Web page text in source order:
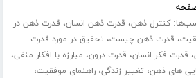
کنترل ذهن، قدرت ذهن انسان، قدرت ذهن در
، قدرت ذهن چیست، تحقیق در مورد قدرت
، قدرت فکر انسان، قدرت درون، مبارزه با افکار منفی،
های ذهن، تغییر زندگی،راهنمای موفقیت،